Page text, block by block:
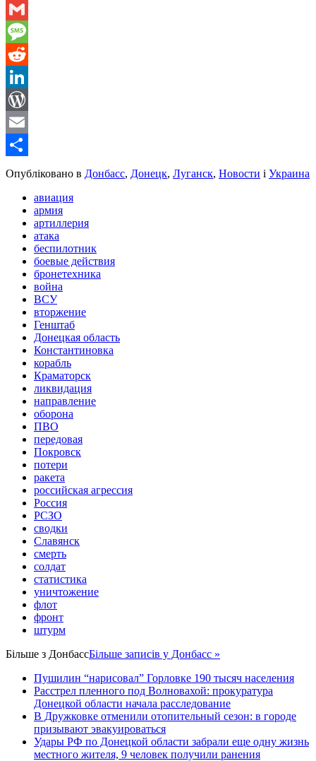
WhatsApp
Gmail
Message
Reddit
LinkedIn
WordPress
Email
Share
Опубліковано в Донбасс, Донецк, Луганск, Новости і Украина
авиация
армия
артиллерия
атака
беспилотник
боевые действия
бронетехника
война
ВСУ
вторжение
Генштаб
Донецкая область
Константиновка
корабль
Краматорск
ликвидация
направление
оборона
ПВО
передовая
Покровск
потери
ракета
российская агрессия
Россия
РСЗО
сводки
Славянск
смерть
солдат
статистика
уничтожение
флот
фронт
штурм
Більше з ДонбассБільше записів у Донбасс »
Пушилин “нарисовал” Горловке 190 тысяч населения
Расстрел пленного под Волновахой: прокуратура
Донецкой области начала расследование
В Дружковке отменили отопительный сезон: в городе
призывают эвакуироваться
Удары РФ по Донецкой области забрали еще одну жизнь
местного жителя, 9 человек получили ранения